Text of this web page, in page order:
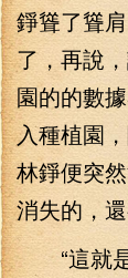
錚聳了聳
了，再說
園的的數
入種植園
林錚便突
消失的，
“這就是